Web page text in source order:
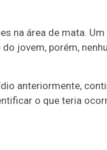
na área de mata. Um
jovem, porém,
anteriormente,
o que teria